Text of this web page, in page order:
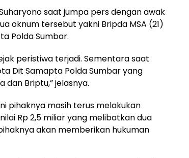
saat jumpa pers dengan awak
oknum tersebut yakni Bripda MSA (21)
Polda Sumbar.
peristiwa terjadi. Sementara saat
Dit Samapta Polda Sumbar yang
Briptu,” jelasnya.
pihaknya masih terus melakukan
Rp 2,5 miliar yang melibatkan dua
akan memberikan hukuman